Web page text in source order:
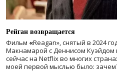
Рейган возвращается
Фильм «Reagan», снятый в 2024
Макнамарой с Деннисом Куэйдом
сейчас на Netflix во многих
моей первой мыслью было: